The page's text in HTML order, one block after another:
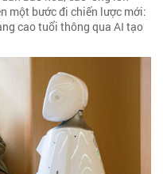
một bước đi chiến lược mới:
cao tuổi thông qua AI tạo